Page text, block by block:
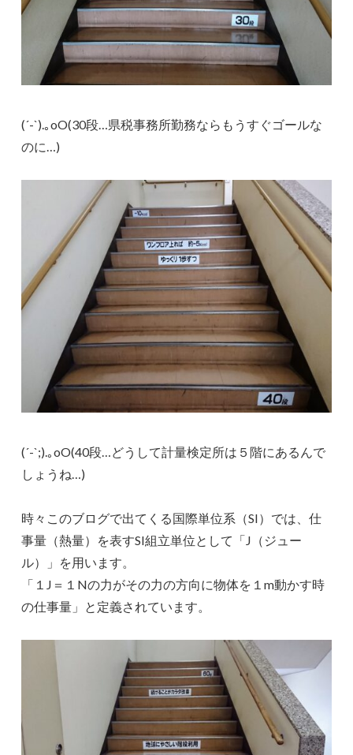
(´-`).｡oO(30段…県税事務所勤務ならもうすぐゴールな
のに…)
(´-`;).｡oO(40段…どうして計量検定所は５階にあるんで
しょうね…)
時々このブログで出てくる国際単位系（SI）では、仕
事量（熱量）を表すSI組立単位として「J（ジュー
ル）」を用います。
「１J＝１Nの力がその力の方向に物体を１m動かす時
の仕事量」と定義されています。